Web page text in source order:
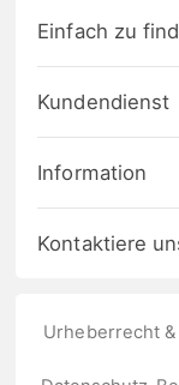
Einfach zu
Kundendienst
Information
Kontaktiere
Urheberrecht &